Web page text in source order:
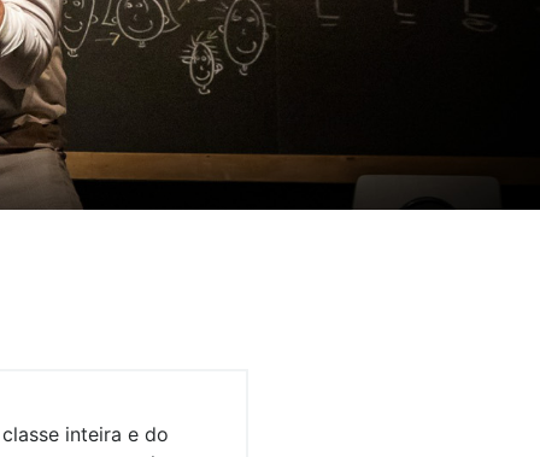
inteira e do